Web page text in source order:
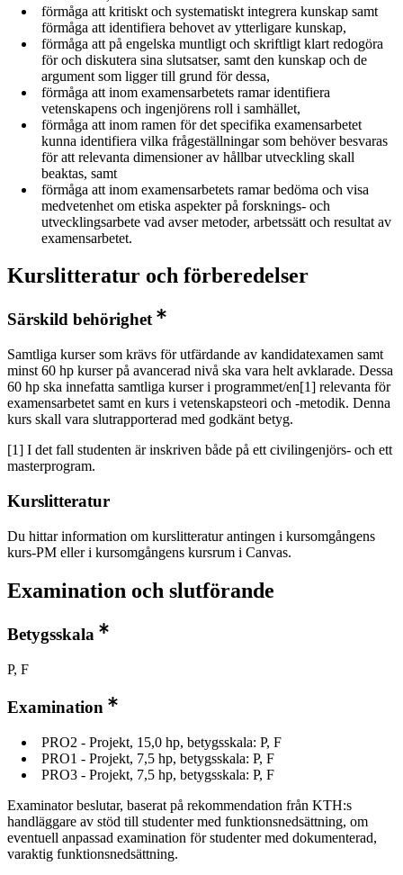
förmåga att kritiskt och systematiskt integrera kunskap samt
förmåga att identifiera behovet av ytterligare kunskap,
förmåga att på engelska muntligt och skriftligt klart redogöra
för och diskutera sina slutsatser, samt den kunskap och de
argument som ligger till grund för dessa,
förmåga att inom examensarbetets ramar identifiera
vetenskapens och ingenjörens roll i samhället,
förmåga att inom ramen för det specifika examensarbetet
kunna identifiera vilka frågeställningar som behöver besvaras
för att relevanta dimensioner av hållbar utveckling skall
beaktas, samt
förmåga att inom examensarbetets ramar bedöma och visa
medvetenhet om etiska aspekter på forsknings- och
utvecklingsarbete vad avser metoder, arbetssätt och resultat av
examensarbetet.
Kurslitteratur och förberedelser
Särskild behörighet
Samtliga kurser som krävs för utfärdande av kandidatexamen samt
minst 60 hp kurser på avancerad nivå ska vara helt avklarade. Dessa
60 hp ska innefatta samtliga kurser i programmet/en[1] relevanta för
examensarbetet samt en kurs i vetenskapsteori och -metodik. Denna
kurs skall vara slutrapporterad med godkänt betyg.
[1] I det fall studenten är inskriven både på ett civilingenjörs- och ett
masterprogram.
Kurslitteratur
Du hittar information om kurslitteratur antingen i kursomgångens
kurs-PM eller i kursomgångens kursrum i Canvas.
Examination och slutförande
Betygsskala
P, F
Examination
PRO2 - Projekt, 15,0 hp, betygsskala: P, F
PRO1 - Projekt, 7,5 hp, betygsskala: P, F
PRO3 - Projekt, 7,5 hp, betygsskala: P, F
Examinator beslutar, baserat på rekommendation från KTH:s
handläggare av stöd till studenter med funktionsnedsättning, om
eventuell anpassad examination för studenter med dokumenterad,
varaktig funktionsnedsättning.